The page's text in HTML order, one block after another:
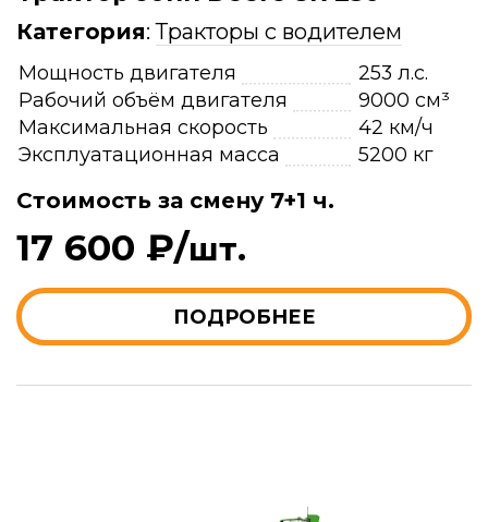
Категория:Тракторы с водителем
Мощность двигателя
253 л.с.
Рабочий объём двигателя
9000 см³
Максимальная скорость
42 км/ч
Эксплуатационная масса
5200 кг
Стоимость за смену 7+1 ч.
17 600 ₽/шт.
ПОДРОБНЕЕ